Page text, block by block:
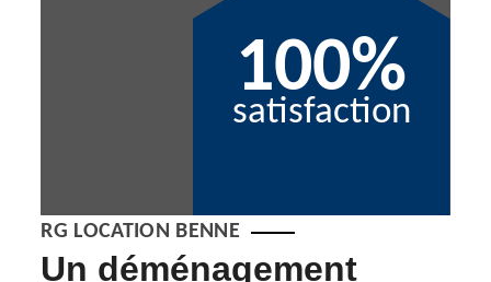
100%
satisfaction
RG LOCATION BENNE
Un déménagement